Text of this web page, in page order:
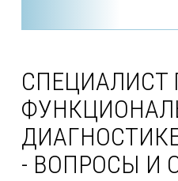
СПЕЦИАЛИСТ
- ВОПРОСЫ И